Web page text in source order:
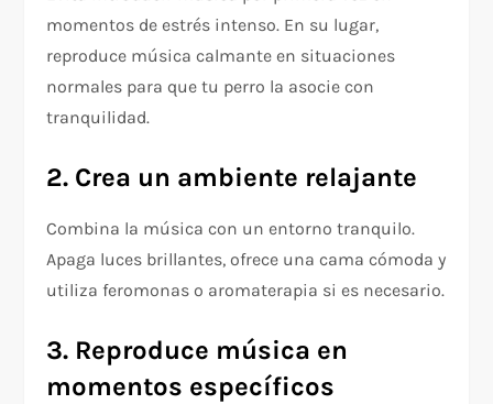
momentos de estrés intenso. En su lugar,
reproduce música calmante en situaciones
normales para que tu perro la asocie con
tranquilidad.
2. Crea un ambiente relajante
Combina la música con un entorno tranquilo.
Apaga luces brillantes, ofrece una cama cómoda y
utiliza feromonas o aromaterapia si es necesario.
3. Reproduce música en
momentos específicos